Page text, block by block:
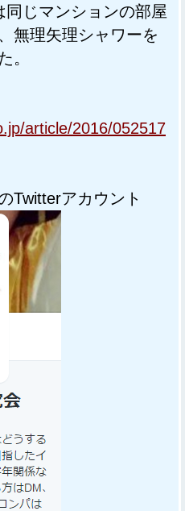
じマンションの部屋
無理矢理シャワーを
。
article/2016/052517
Twitterアカウント